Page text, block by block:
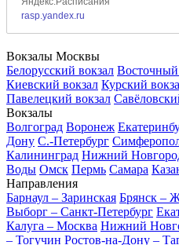
Вокзалы Москвы
Белорусский вокзал Восточный
Киевский вокзал Курский
Павелецкий вокзал
Вокзалы
Волгоград Воронеж
Дону С.-Петербург
Калининград Нижний
Воды Омск Пермь Самара
Направления
Барнаул – Заринская Брянск –
Выборг – Санкт-Петербург
Калуга – Москва Нижний
– Тогучин Ростов-на-Дону –